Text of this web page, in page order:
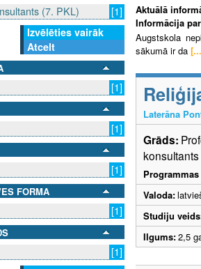
(7. PKL)
[1]
Izvēlēties vairāk
Atcelt
[1]
[1]
[1]
FORMA
[1]
[1]
Aktuālā
Informācija
Augstskola
sākumā ir da
Laterāna
Grāds:
Valoda:
Studiju
Ilgums:2,5